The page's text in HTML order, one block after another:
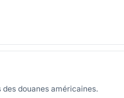
douanes américaines.